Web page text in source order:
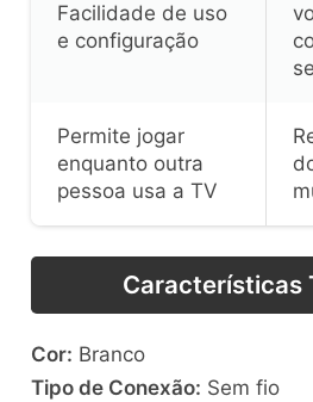
Facilidade de uso
e configuração
Permite jogar
enquanto outra
pessoa usa a TV
Características
Cor: Branco
Tipo de Conexão: Sem fio